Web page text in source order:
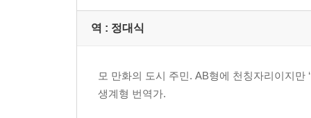
역 : 정대식
모 만화의 도시 주민. AB형에 천칭자리이지만
생계형 번역가.